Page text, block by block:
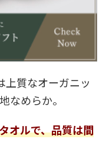
質なオーガニッ
なめらか。
オルで、品質は間